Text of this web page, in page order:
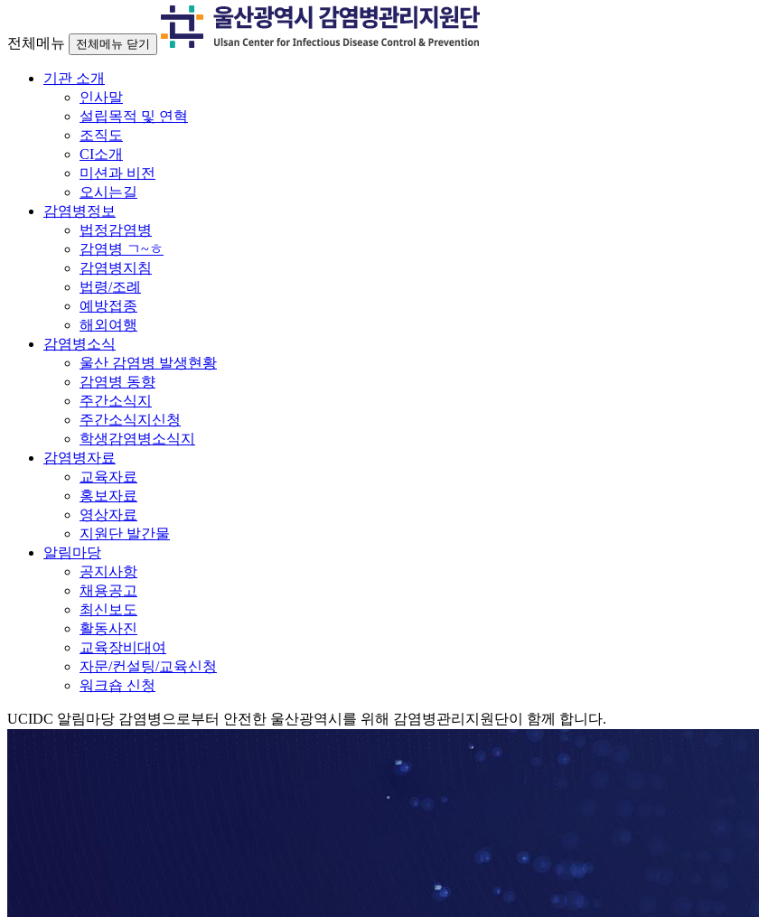
전체메뉴 전체메뉴 닫기
기관 소개
인사말
설립목적 및 연혁
조직도
CI소개
미션과 비전
오시는길
감염병정보
법정감염병
감염병 ㄱ~ㅎ
감염병지침
법령/조례
예방접종
해외여행
감염병소식
울산 감염병 발생현황
감염병 동향
주간소식지
주간소식지신청
학생감염병소식지
감염병자료
교육자료
홍보자료
영상자료
지원단 발간물
알림마당
공지사항
채용공고
최신보도
활동사진
교육장비대여
자문/컨설팅/교육신청
워크숍 신청
UCIDC 알림마당 감염병으로부터 안전한 울산광역시를 위해 감염병관리지원단이 함께 합니다.